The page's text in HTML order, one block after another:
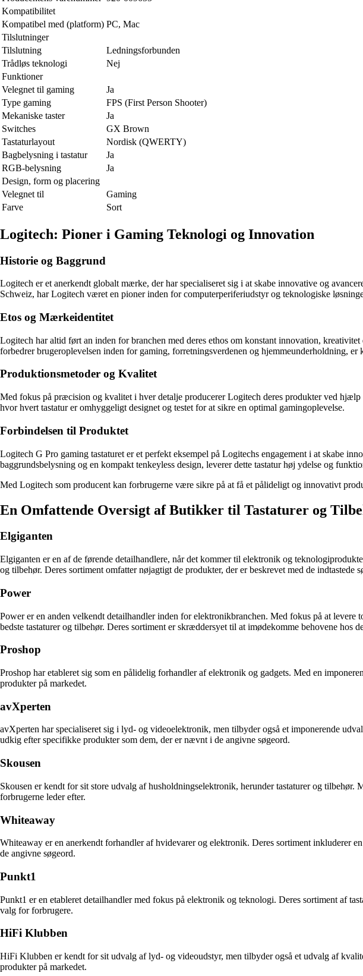
Kompatibilitet
Kompatibel med (platform) PC, Mac
Tilslutninger
Tilslutning
Ledningsforbunden
Trådløs teknologi
Nej
Funktioner
Velegnet til gaming
Ja
Type gaming
FPS (First Person Shooter)
Mekaniske taster
Ja
Switches
GX Brown
Tastaturlayout
Nordisk (QWERTY)
Bagbelysning i tastatur
Ja
RGB-belysning
Ja
Design, form og placering
Velegnet til
Gaming
Farve
Sort
Logitech: Pioner i Gaming Teknologi og Innovation
Historie og Baggrund
Logitech er et anerkendt globalt mærke, der har specialiseret sig i at skabe innovative og
Schweiz, har Logitech været en pioner inden for computerperiferiudstyr og teknologiske
Etos og Mærkeidentitet
Logitech har altid ført an inden for branchen med deres ethos om konstant innovation,
forbedrer brugeroplevelsen inden for gaming, forretningsverdenen og hjemmeunderholdning, er
Produktionsmetoder og Kvalitet
Med fokus på præcision og kvalitet i hver detalje producerer Logitech deres produkter ved
hvor hvert tastatur er omhyggeligt designet og testet for at sikre en optimal gamingoplevelse.
Forbindelsen til Produktet
Logitech G Pro gaming tastaturet er et perfekt eksempel på Logitechs engagement i at skabe
baggrundsbelysning og en kompakt tenkeyless design, leverer dette tastatur høj ydelse og
Med Logitech som producent kan forbrugerne være sikre på at få et pålideligt og innovativt
En Omfattende Oversigt af Butikker til Tastaturer og
Elgiganten
Elgiganten er en af de førende detailhandlere, når det kommer til elektronik og
og tilbehør. Deres sortiment omfatter nøjagtigt de produkter, der er beskrevet med de
Power
Power er en anden velkendt detailhandler inden for elektronikbranchen. Med fokus på at
bedste tastaturer og tilbehør. Deres sortiment er skræddersyet til at imødekomme behovene hos
Proshop
Proshop har etableret sig som en pålidelig forhandler af elektronik og gadgets. Med en
produkter på markedet.
avXperten
avXperten har specialiseret sig i lyd- og videoelektronik, men tilbyder også et imponerende
udkig efter specifikke produkter som dem, der er nævnt i de angivne søgeord.
Skousen
Skousen er kendt for sit store udvalg af husholdningselektronik, herunder tastaturer og
forbrugerne leder efter.
Whiteaway
Whiteaway er en anerkendt forhandler af hvidevarer og elektronik. Deres sortiment inkluderer
de angivne søgeord.
Punkt1
Punkt1 er en etableret detailhandler med fokus på elektronik og teknologi. Deres sortiment af
valg for forbrugere.
HiFi Klubben
HiFi Klubben er kendt for sit udvalg af lyd- og videoudstyr, men tilbyder også et udvalg af
produkter på markedet.